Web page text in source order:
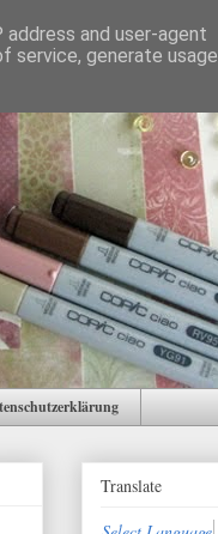
Translate
and user-agent
service, generate usage